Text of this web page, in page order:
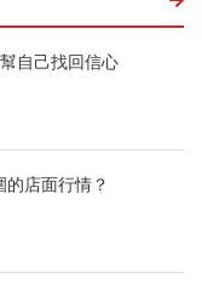
自己找回信心
店面行情？